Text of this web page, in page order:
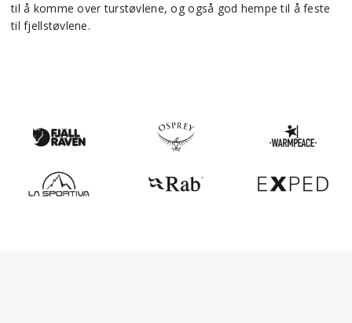
til å komme over turstøvlene, og også god hempe til å feste
til fjellstøvlene.